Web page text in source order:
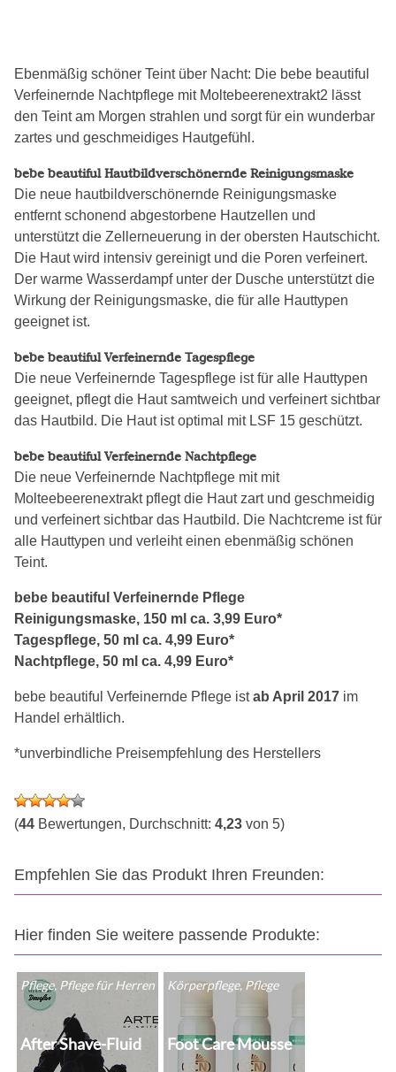
Ebenmäßig schöner Teint über Nacht: Die bebe beautiful
Verfeinernde Nachtpflege mit Moltebeerenextrakt2 lässt
den Teint am Morgen strahlen und sorgt für ein wunderbar
zartes und geschmeidiges Hautgefühl.
bebe beautiful Hautbildverschönernde Reinigungsmaske
Die neue hautbildverschönernde Reinigungsmaske
entfernt schonend abgestorbene Hautzellen und
unterstützt die Zellerneuerung in der obersten Hautschicht.
Die Haut wird intensiv gereinigt und die Poren verfeinert.
Der warme Wasserdampf unter der Dusche unterstützt die
Wirkung der Reinigungsmaske, die für alle Hauttypen
geeignet ist.
bebe beautiful Verfeinernde Tagespflege
Die neue Verfeinernde Tagespflege ist für alle Hauttypen
geeignet, pflegt die Haut samtweich und verfeinert sichtbar
das Hautbild. Die Haut ist optimal mit LSF 15 geschützt.
bebe beautiful Verfeinernde Nachtpflege
Die neue Verfeinernde Nachtpflege mit mit
Molteebeerenextrakt pflegt die Haut zart und geschmeidig
und verfeinert sichtbar das Hautbild. Die Nachtcreme ist für
alle Hauttypen und verleiht einen ebenmäßig schönen
Teint.
bebe beautiful Verfeinernde Pflege
Reinigungsmaske, 150 ml ca. 3,99 Euro*
Tagespflege, 50 ml ca. 4,99 Euro*
Nachtpflege, 50 ml ca. 4,99 Euro*
bebe beautiful Verfeinernde Pflege istab April 2017 im
Handel erhältlich.
*unverbindliche Preisempfehlung des Herstellers
(44 Bewertungen, Durchschnitt: 4,23 von 5)
Empfehlen Sie das Produkt Ihren Freunden:
Hier finden Sie weitere passende Produkte:
Pflege, Pflege für Herren
After Shave-Fluid
Körperpflege, Pflege
Foot Care Mousse